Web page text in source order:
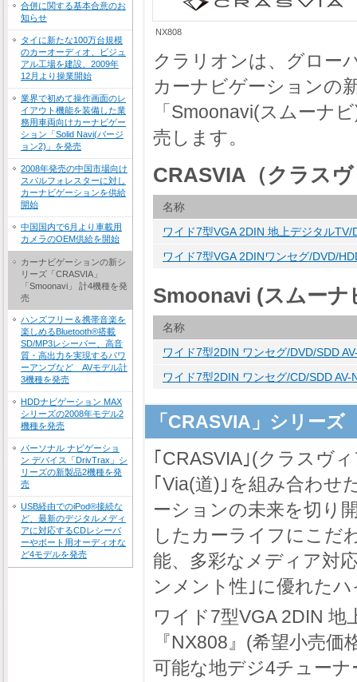
合併に関する基本合意のお
知らせ
タイに新たな100万台規模
のカーオーディオ、ビジュ
アル工場を建設、2009年
12月より操業開始
業界で初めて操作画面のレ
イアウト機能を装備した業
務用車両向けカーナビゲー
ション「Solid Navi(バージ
ョン2)」を発売
2008年発売の中国市場向け
スバルフォレスターに対し
カーナビゲーションを供給
開始
中国国内で6月より車載用
カメラのOEM供給を開始
カーナビゲーションの新シ
リーズ「CRASVIA」
「Smoonavi」 計4機種を発
売
ハンズフリー＆携帯音楽を
楽しめるBluetooth®搭載
SD/MP3レシーバー、高音
質・高出力を実現するパワ
ーアンプなど AVモデル計
3機種を発売
HDDナビゲーション MAX
シリーズの2008年モデル2
機種を発売
パーソナル ナビゲーショ
ン デバイス「DrivTrax」シ
リーズの新製品2機種を発
売
USB経由でのiPod®接続な
ど、最新のデジタルメディ
アに対応するCDレシーバ
ーやボート用オーディオな
ど4モデルを発売
NX808
クラリオンは、グロー
カーナビゲーションの
「Smoonavi(スムーナ
売します。
CRASVIA（クラス
名称
ワイド7型VGA 2DIN 地上デジタルTV/
ワイド7型VGA 2DINワンセグ/DVD/
Smoonavi (スムーナ
名称
ワイド7型2DIN ワンセグ/DVD/SDD
ワイド7型2DIN ワンセグ/CD/SDD AV-
「CRASVIA」シリーズ
｢CRASVIA｣(クラスヴ
｢Via(道)｣を組み合わせ
ーションの未来を切り
したカーライフにこだ
能、多彩なメディア対
ンメント性｣に優れた
ワイド7型VGA 2DIN 地
『NX808』(希望小売
可能な地デジ4チュー